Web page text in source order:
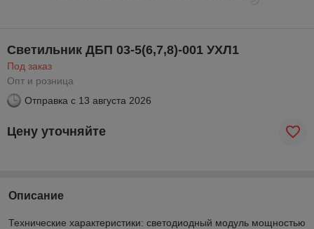
Светильник ДБП 03-5(6,7,8)-001 УХЛ1
Под заказ
Опт и розница
Отправка с 13 августа 2026
Цену уточняйте
Описание
Технические характеристики: светодиодный модуль мощностью